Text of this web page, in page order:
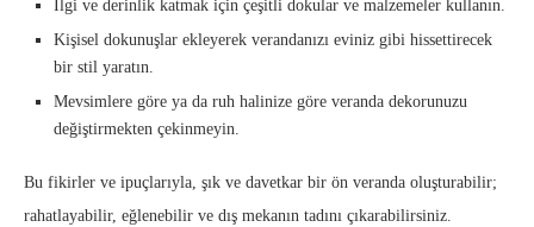
İlgi ve derinlik katmak için çeşitli dokular ve malzemeler kullanın.
Kişisel dokunuşlar ekleyerek verandanızı eviniz gibi hissettirecek
bir stil yaratın.
Mevsimlere göre ya da ruh halinize göre veranda dekorunuzu
değiştirmekten çekinmeyin.
Bu fikirler ve ipuçlarıyla, şık ve davetkar bir ön veranda oluşturabilir;
rahatlayabilir, eğlenebilir ve dış mekanın tadını çıkarabilirsiniz.